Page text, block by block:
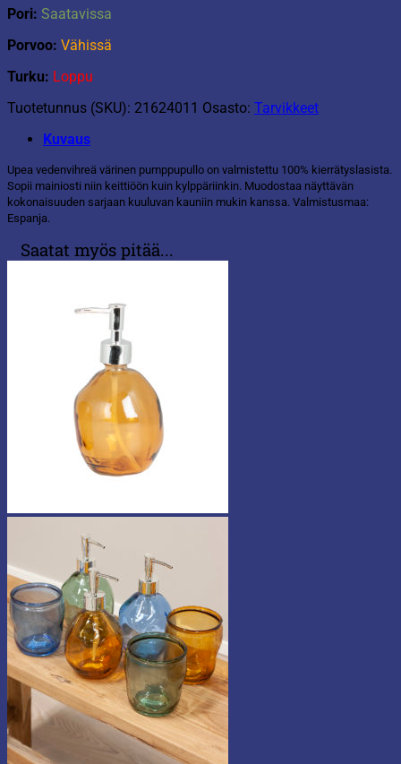
Pori: Saatavissa
Porvoo: Vähissä
Turku: Loppu
Tuotetunnus (SKU): 21624011 Osasto: Tarvikkeet
Kuvaus
Upea vedenvihreä värinen pumppupullo on valmistettu 100% kierrätyslasista.
Sopii mainiosti niin keittiöön kuin kylppäriinkin. Muodostaa näyttävän
kokonaisuuden sarjaan kuuluvan kauniin mukin kanssa. Valmistusmaa:
Espanja.
Saatat myös pitää...